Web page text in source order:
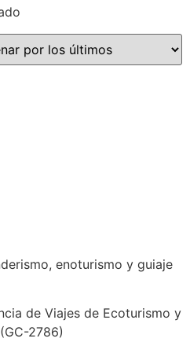
enoturismo y guiaje
de Viajes de Ecoturismo y
2786)